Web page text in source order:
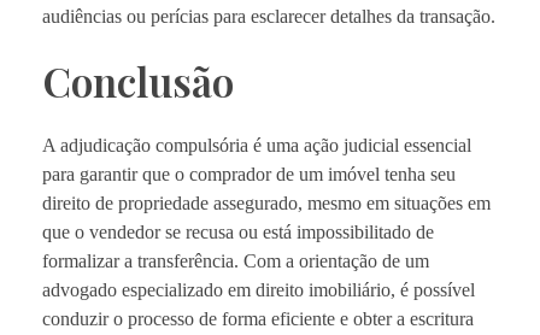
audiências ou perícias para esclarecer detalhes da transação.
Conclusão
A adjudicação compulsória é uma ação judicial essencial
para garantir que o comprador de um imóvel tenha seu
direito de propriedade assegurado, mesmo em situações em
que o vendedor se recusa ou está impossibilitado de
formalizar a transferência. Com a orientação de um
advogado especializado em direito imobiliário, é possível
conduzir o processo de forma eficiente e obter a escritura